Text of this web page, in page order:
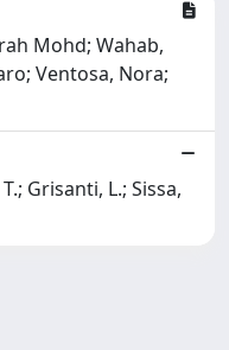
Mohd; Wahab,
Ventosa, Nora;
Grisanti, L.; Sissa,